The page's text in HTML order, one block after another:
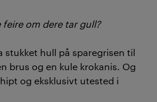
feire om dere tar gull?
stukket hull på sparegrisen til
brus og en kule krokanis. Og
og eksklusivt utested i